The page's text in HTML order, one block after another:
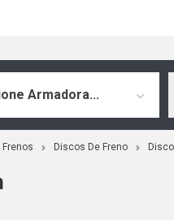
Armadora...
Frenos Discos De Freno